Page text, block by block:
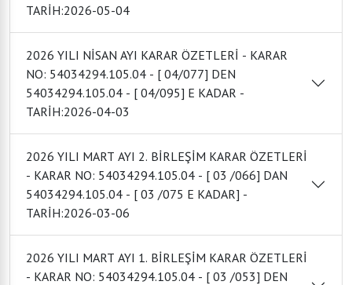
TARİH:2026-05-04
2026 YILI NİSAN AYI KARAR ÖZETLERİ - KARAR
NO: 54034294.105.04 - [ 04/077] DEN
54034294.105.04 - [ 04/095] E KADAR -
TARİH:2026-04-03
2026 YILI MART AYI 2. BİRLEŞİM KARAR ÖZETLERİ
- KARAR NO: 54034294.105.04 - [ 03 /066] DAN
54034294.105.04 - [ 03 /075 E KADAR] -
TARİH:2026-03-06
2026 YILI MART AYI 1. BİRLEŞİM KARAR ÖZETLERİ
- KARAR NO: 54034294.105.04 - [ 03 /053] DEN